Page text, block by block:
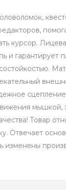
курсор.
и гарантирует
мышкой,
Товар
Отвечает